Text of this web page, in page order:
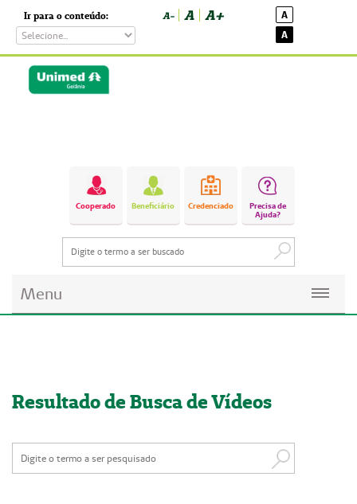
Ir para o conteúdo: A- A A+
A
A
Cooperado Beneficiário Credenciado
Precisa de
Ajuda?
Menu
Serviços On-line
Institucional
Resultado de Busca de Vídeos